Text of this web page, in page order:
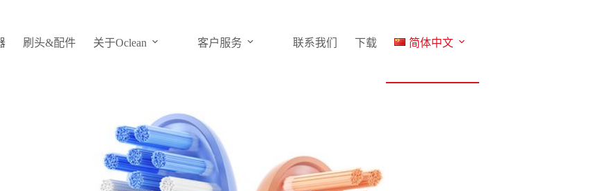
刷头&配件 关于Oclean 客户服务 联系我们 下载 简体中文